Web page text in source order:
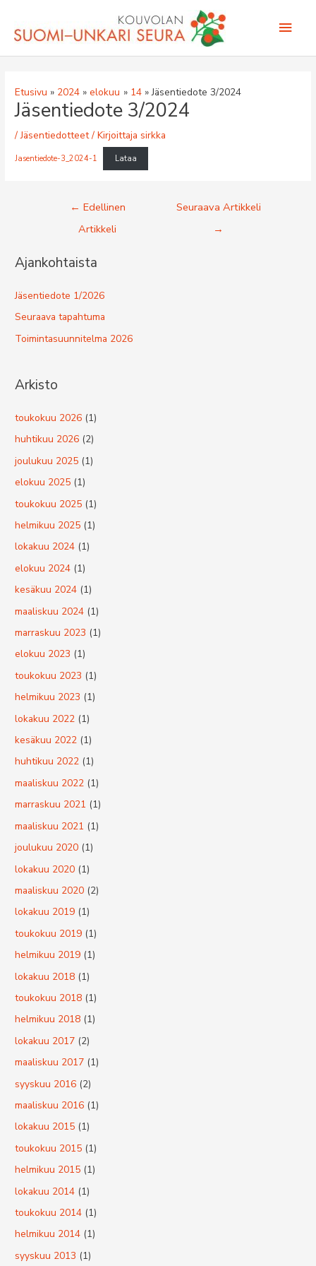
sisältöön
Etusivu 2024 elokuu 14 Jäsentiedote 3/2024
Jäsentiedote 3/2024
/Jäsentiedotteet/ Kirjoittajasirkka
Jasentiedote-3_2024-1 Lataa
Artikkelien
← Edellinen
Artikkeli
Seuraava Artikkeli
→
Ajankohtaista
Jäsentiedote 1/2026
Seuraava tapahtuma
Toimintasuunnitelma 2026
Arkisto
toukokuu 2026 (1)
huhtikuu 2026 (2)
joulukuu 2025 (1)
elokuu 2025 (1)
toukokuu 2025 (1)
helmikuu 2025 (1)
lokakuu 2024 (1)
elokuu 2024 (1)
kesäkuu 2024 (1)
maaliskuu 2024 (1)
marraskuu 2023 (1)
elokuu 2023 (1)
toukokuu 2023 (1)
helmikuu 2023 (1)
lokakuu 2022 (1)
kesäkuu 2022 (1)
huhtikuu 2022 (1)
maaliskuu 2022 (1)
marraskuu 2021 (1)
maaliskuu 2021 (1)
joulukuu 2020 (1)
lokakuu 2020 (1)
maaliskuu 2020 (2)
lokakuu 2019 (1)
toukokuu 2019 (1)
helmikuu 2019 (1)
lokakuu 2018 (1)
toukokuu 2018 (1)
helmikuu 2018 (1)
lokakuu 2017 (2)
maaliskuu 2017 (1)
syyskuu 2016 (2)
maaliskuu 2016 (1)
lokakuu 2015 (1)
toukokuu 2015 (1)
helmikuu 2015 (1)
lokakuu 2014 (1)
toukokuu 2014 (1)
helmikuu 2014 (1)
syyskuu 2013 (1)